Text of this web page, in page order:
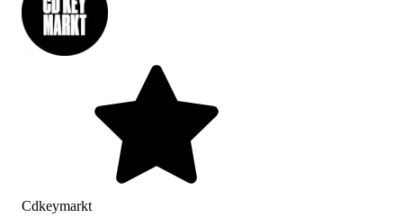
Cdkeymarkt